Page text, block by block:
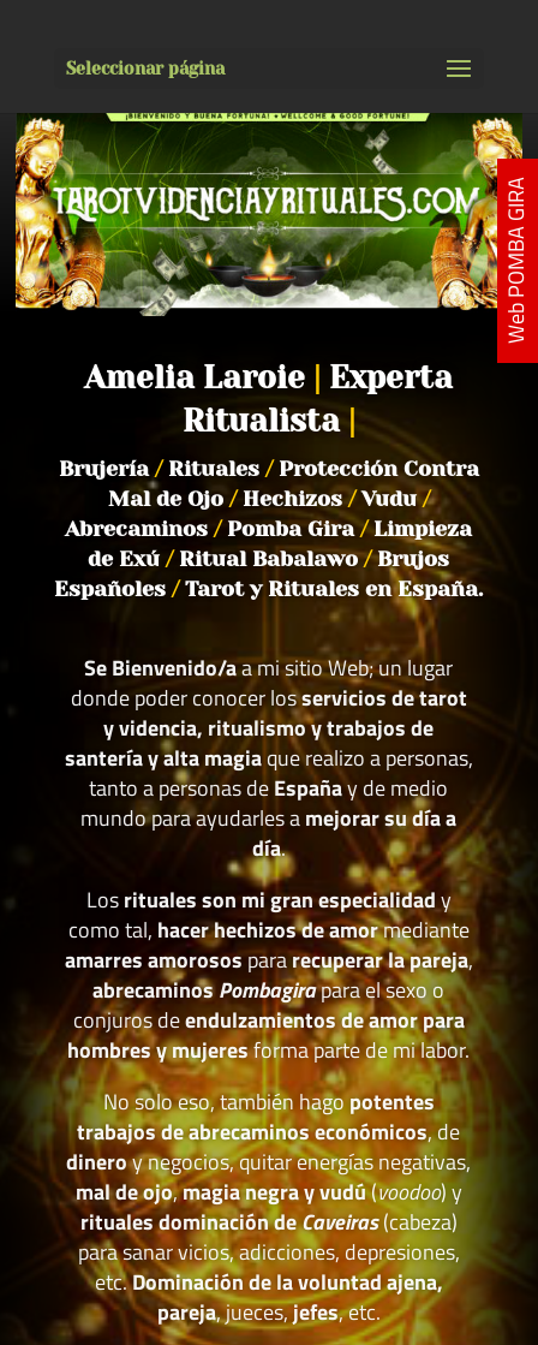
Seleccionar página
Amelia Laroie
Experta
Ritualista
Brujería /Rituales /Protección Contra
Mal de Ojo /Hechizos/Vudu/
Abrecaminos/Pomba Gira/Limpieza
de Exú/Ritual Babalawo/Brujos
Españoles/Tarot y Rituales en España.
Se Bienvenido/aa mi sitio Web; un lugar
donde poder conocer losservicios de tarot
y videncia, ritualismo y trabajos de
santería y alta magiaque realizo a personas,
tanto a personas deEspañay de medio
mundo para ayudarles amejorar su día a
día.
Losrituales son mi gran especialidady
como tal, hacer hechizos de amormediante
amarres amorosospararecuperar la pareja,
abrecaminosPombagirapara el sexo o
conjuros deendulzamientos de amor para
hombres y mujeresforma parte de mi labor.
No solo eso, también hagopotentes
trabajos de abrecaminos económicos, de
dineroy negocios, quitar energías negativas,
mal de ojo,magia negra y vudú(voodoo) y
rituales dominación deCaveiras(cabeza)
para sanar vicios, adicciones, depresiones,
etc.Dominación de la voluntad ajena,
pareja, jueces,jefes, etc.
Web POMBA GIRA